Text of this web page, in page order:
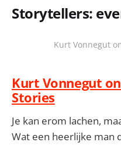
Storytellers:
Kurt Vonnegut
Kurt Vonnegut
Stories
Je kan erom lachen,
Wat een heerlijke man